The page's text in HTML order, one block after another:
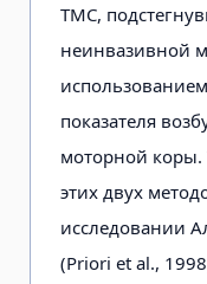
ТМС,
неинвазивной
показателя
моторной
этих двух
исследовании
(Priori et al.,